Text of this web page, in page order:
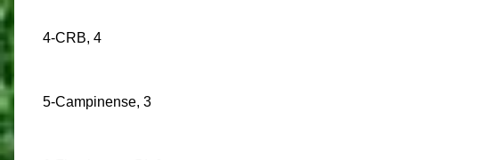
4-CRB, 4
5-Campinense, 3